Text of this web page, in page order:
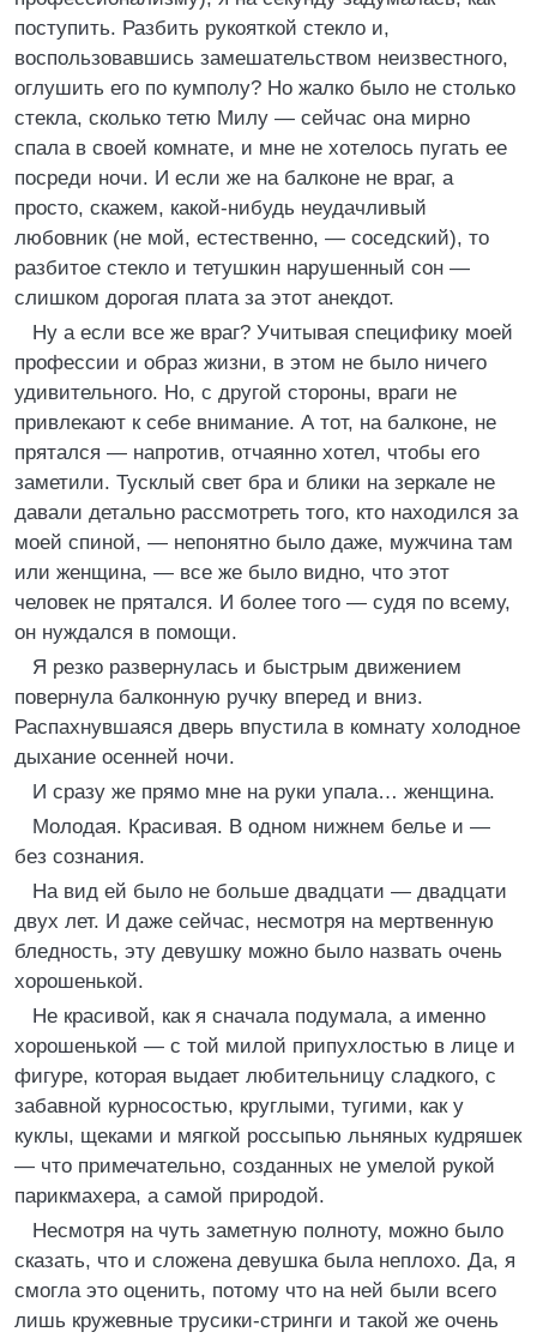
поступить. Разбить рукояткой стекло и,
воспользовавшись замешательством неизвестного,
оглушить его по кумполу? Но жалко было не столько
стекла, сколько тетю Милу — сейчас она мирно
спала в своей комнате, и мне не хотелось пугать ее
посреди ночи. И если же на балконе не враг, а
просто, скажем, какой-нибудь неудачливый
любовник (не мой, естественно, — соседский), то
разбитое стекло и тетушкин нарушенный сон —
слишком дорогая плата за этот анекдот.
Ну а если все же враг? Учитывая специфику моей
профессии и образ жизни, в этом не было ничего
удивительного. Но, с другой стороны, враги не
привлекают к себе внимание. А тот, на балконе, не
прятался — напротив, отчаянно хотел, чтобы его
заметили. Тусклый свет бра и блики на зеркале не
давали детально рассмотреть того, кто находился за
моей спиной, — непонятно было даже, мужчина там
или женщина, — все же было видно, что этот
человек не прятался. И более того — судя по всему,
он нуждался в помощи.
Я резко развернулась и быстрым движением
повернула балконную ручку вперед и вниз.
Распахнувшаяся дверь впустила в комнату холодное
дыхание осенней ночи.
И сразу же прямо мне на руки упала… женщина.
Молодая. Красивая. В одном нижнем белье и —
без сознания.
На вид ей было не больше двадцати — двадцати
двух лет. И даже сейчас, несмотря на мертвенную
бледность, эту девушку можно было назвать очень
хорошенькой.
Не красивой, как я сначала подумала, а именно
хорошенькой — с той милой припухлостью в лице и
фигуре, которая выдает любительницу сладкого, с
забавной курносостью, круглыми, тугими, как у
куклы, щеками и мягкой россыпью льняных кудряшек
— что примечательно, созданных не умелой рукой
парикмахера, а самой природой.
Несмотря на чуть заметную полноту, можно было
сказать, что и сложена девушка была неплохо. Да, я
смогла это оценить, потому что на ней были всего
лишь кружевные трусики-стринги и такой же очень